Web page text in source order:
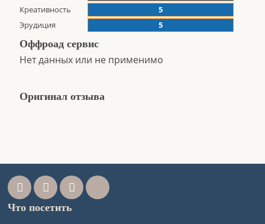
Креативность
5
Эрудиция
5
Оффроад сервис
Нет данных или не применимо
Оригинал отзыва
Что посетить